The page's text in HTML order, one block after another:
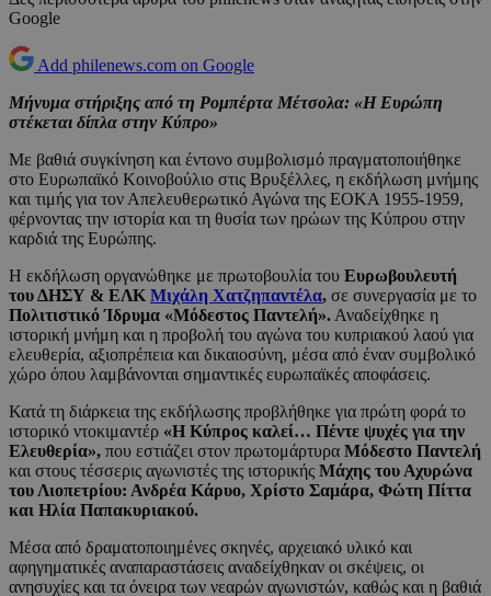
Google
Add philenews.com on Google
Μήνυμα στήριξης από τη Ρομπέρτα Μέτσολα: «Η Ευρώπη
στέκεται δίπλα στην Κύπρο»
Με βαθιά συγκίνηση και έντονο συμβολισμό πραγματοποιήθηκε
στο Ευρωπαϊκό Κοινοβούλιο στις Βρυξέλλες, η εκδήλωση μνήμης
και τιμής για τον Απελευθερωτικό Αγώνα της ΕΟΚΑ 1955-1959,
φέρνοντας την ιστορία και τη θυσία των ηρώων της Κύπρου στην
καρδιά της Ευρώπης.
Η εκδήλωση οργανώθηκε με πρωτοβουλία του Ευρωβουλευτή
του ΔΗΣΥ & ΕΛΚ Μιχάλη Χατζηπαντέλα, σε συνεργασία με το
Πολιτιστικό Ίδρυμα «Μόδεστος Παντελή». Αναδείχθηκε η
ιστορική μνήμη και η προβολή του αγώνα του κυπριακού λαού για
ελευθερία, αξιοπρέπεια και δικαιοσύνη, μέσα από έναν συμβολικό
χώρο όπου λαμβάνονται σημαντικές ευρωπαϊκές αποφάσεις.
Κατά τη διάρκεια της εκδήλωσης προβλήθηκε για πρώτη φορά το
ιστορικό ντοκιμαντέρ «Η Κύπρος καλεί… Πέντε ψυχές για την
Ελευθερία», που εστιάζει στον πρωτομάρτυρα Μόδεστο Παντελή
και στους τέσσερις αγωνιστές της ιστορικής Μάχης του Αχυρώνα
του Λιοπετρίου: Ανδρέα Κάρυο, Χρίστο Σαμάρα, Φώτη Πίττα
και Ηλία Παπακυριακού.
Μέσα από δραματοποιημένες σκηνές, αρχειακό υλικό και
αφηγηματικές αναπαραστάσεις αναδείχθηκαν οι σκέψεις, οι
ανησυχίες και τα όνειρα των νεαρών αγωνιστών, καθώς και η βαθιά